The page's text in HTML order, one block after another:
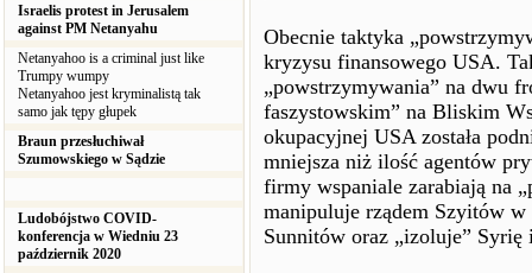
Israelis protest in Jerusalem
against PM Netanyahu
Netanyahoo is a criminal just like
Trumpy wumpy
Netanyahoo jest kryminalistą tak
samo jak tępy głupek
Braun przesłuchiwał
Szumowskiego w Sądzie
Ludobójstwo COVID-
konferencja w Wiedniu 23
październik 2020
Obecnie taktyka
kryzysu finansowego USA.
„powstrzymywania” na dwu
faszystowskim” na Bliskim
okupacyjnej USA została
mniejsza niż ilość agentów
firmy wspaniale zarabiają na
manipuluje rządem Szyitów
Sunnitów oraz „izoluje”